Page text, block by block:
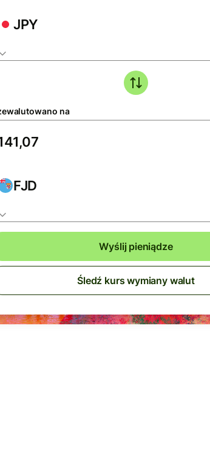
JPY
na
FJD
Wyślij pieniądze
Śledź kurs wymiany walut